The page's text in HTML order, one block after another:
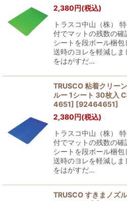
2,380円(税込)
トラスコ中山（株）
付でマットの残数の
シートを段ボール梱
送時のヨレを軽減しま
をはがすだ…
TRUSCO 粘着クリ
ルー 1シート 30枚
4651] [92464651]
2,380円(税込)
トラスコ中山（株）
付でマットの残数の
シートを段ボール梱
送時のヨレを軽減しま
をはがすだ…
TRUSCO すきまノズ